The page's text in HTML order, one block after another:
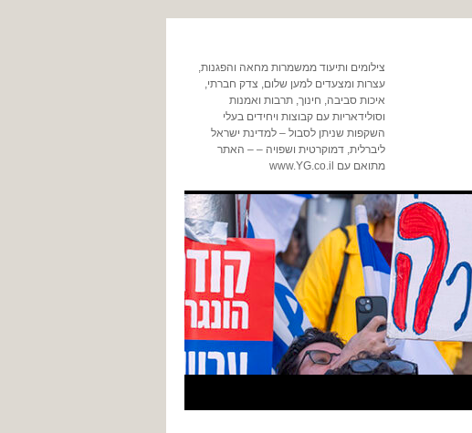
צילומים ותיעוד ממשמרות מחאה והפגנות,
עצרות ומצעדים למען שלום, צדק חברתי,
איכות סביבה, חינוך, תרבות ואמנות
וסולידאריות עם קבוצות ויחידים בעלי
השקפות שניתן לסבול – למדינת ישראל
ליברלית, דמוקרטית ושפויה – – האתר
מתואם עם www.YG.co.il